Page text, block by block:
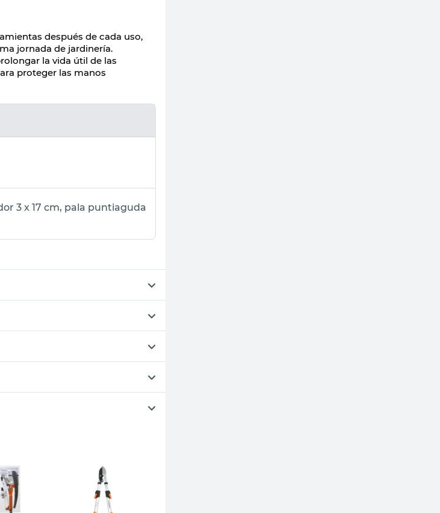
después de cada uso,
jornada de jardinería.
la vida útil de las
proteger las manos
3 x 17 cm, pala puntiaguda